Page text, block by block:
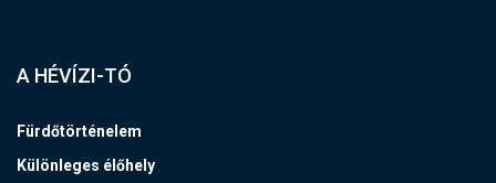
A HÉVÍZI-TÓ
Fürdőtörténelem
Különleges élőhely